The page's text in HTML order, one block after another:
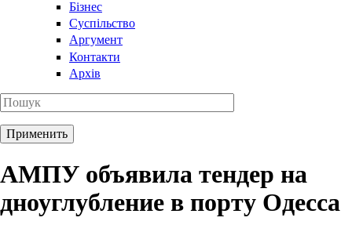
Бізнес
Суспільство
Аргумент
Контакти
Архів
АМПУ объявила тендер на
дноуглубление в порту Одесса